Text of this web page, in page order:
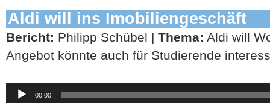
Aldi will ins Imobiliengeschäft
Bericht: Philipp Schübel | Thema: Aldi will
Angebot könnte auch für Studierende
Audio-
Player
00:00